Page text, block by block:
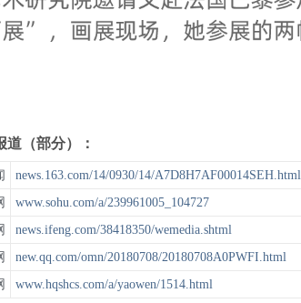
（部分）：
news.163.com/14/0930/14/A7D8H7AF00014SEH.html
www.sohu.com/a/239961005_104727
news.ifeng.com/38418350/wemedia.shtml
new.qq.com/omn/20180708/20180708A0PWFI.html
www.hqshcs.com/a/yaowen/1514.html